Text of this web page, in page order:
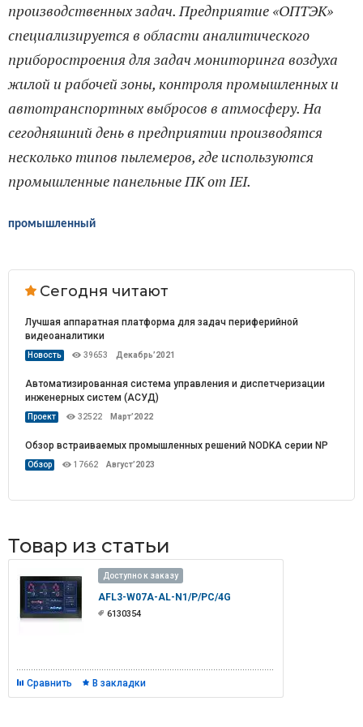
производственных задач. Предприятие «ОПТЭК»
специализируется в области аналитического
приборостроения для задач мониторинга воздуха
жилой и рабочей зоны, контроля промышленных и
автотранспортных выбросов в атмосферу. На
сегодняшний день в предприятии производятся
несколько типов пылемеров, где используются
промышленные панельные ПК от IEI.
промышленный
Сегодня читают
Лучшая аппаратная платформа для задач периферийной
видеоаналитики
Новость 39653 Декабрь’2021
Автоматизированная система управления и диспетчеризации
инженерных систем (АСУД)
Проект 32522 Март’2022
Обзор встраиваемых промышленных решений NODKA серии NP
Обзор 17662 Август’2023
Товар из статьи
Доступно к заказу
AFL3-W07A-AL-N1/P/PC/4G
6130354
Сравнить В закладки